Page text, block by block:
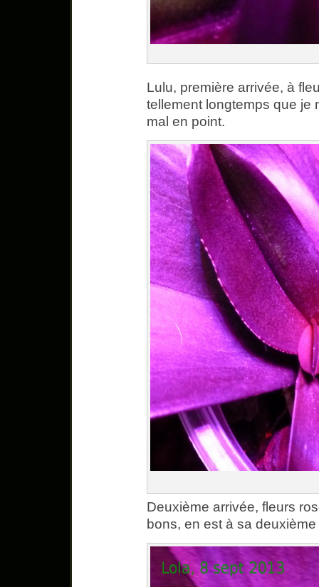
Lulu, première arrivée, à
tellement longtemps que je
mal en point.
Deuxième arrivée, fleurs
bons, en est à sa